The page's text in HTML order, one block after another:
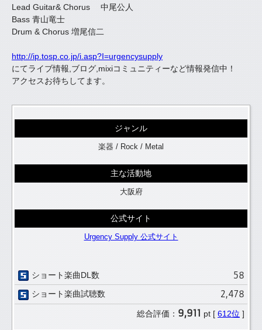
Lead Guitar& Chorus 中尾公人
Bass 青山竜士
Drum & Chorus 増尾信二
http://ip.tosp.co.jp/i.asp?I=urgencysupply
にてライブ情報,ブログ,mixiコミュニティーなど情報発信中！
アクセスお待ちしてます。
ジャンル
楽器 / Rock / Metal
主な活動地
大阪府
公式サイト
Urgency Supply 公式サイト
ショート楽曲DL数 58
ショート楽曲試聴数 2,478
総合評価： 9,911 pt [ 612位 ]